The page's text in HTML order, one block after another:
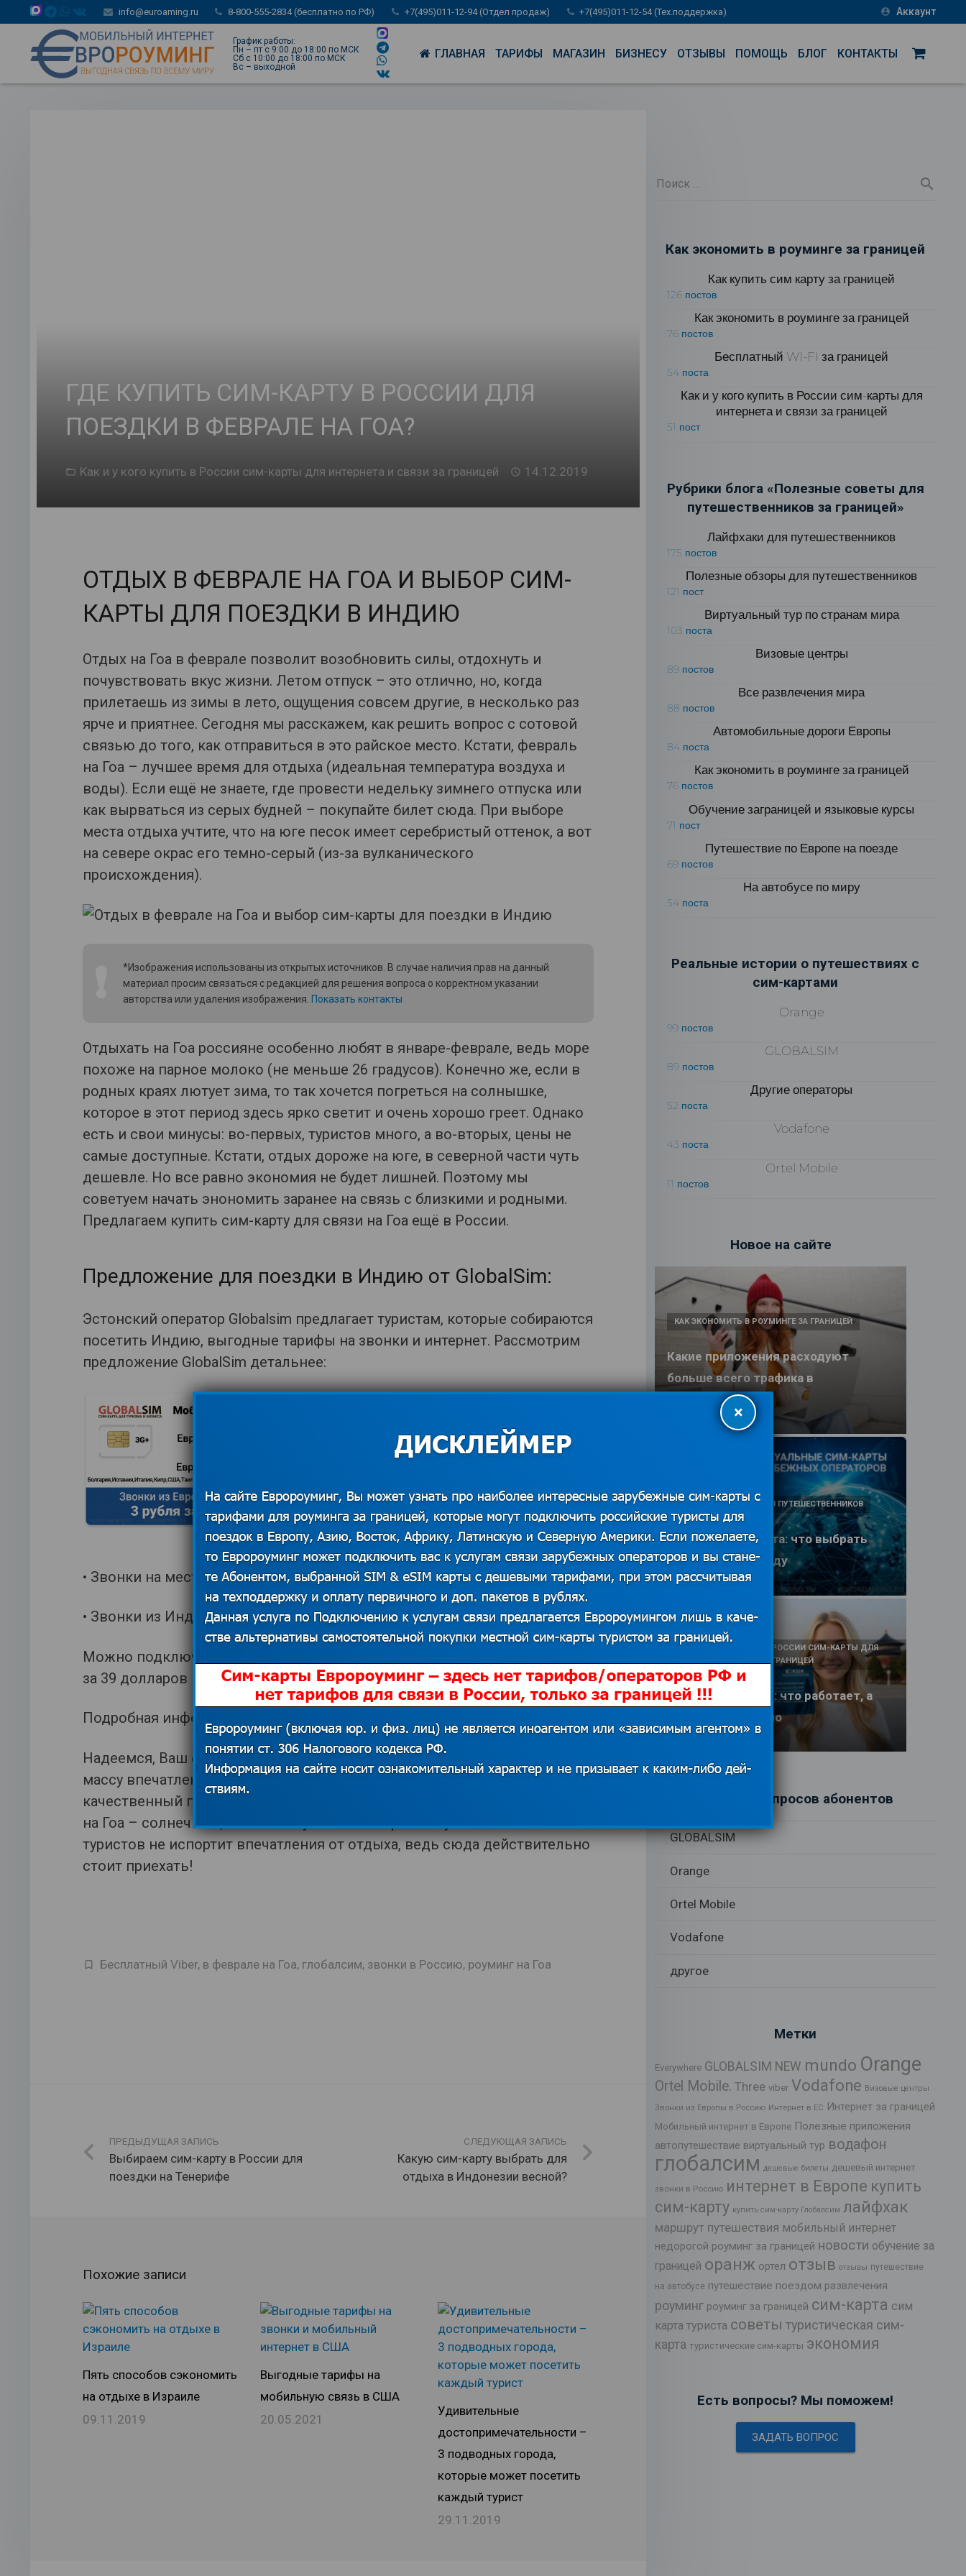
info@euroaming.ru 8-800-555-2834 (бесплатно по РФ) +7(495)011-12-94 (Отдел продаж) +7(495)011-12-54 (Тех.поддержка) account_circle Аккаунт
График работы:
Пн – пт с 9:00 до 18:00 по МСК
Сб с 10:00 до 18:00 по МСК
Вс – выходной
ГЛАВНАЯ ТАРИФЫ МАГАЗИН БИЗНЕСУ ОТЗЫВЫ ПОМОЩЬ БЛОГ КОНТАКТЫ
ГДЕ КУПИТЬ СИМ-КАРТУ В РОССИИ ДЛЯ
ПОЕЗДКИ В ФЕВРАЛЕ НА ГОА?
Как и у кого купить в России сим-карты для интернета и связи за границей 14.12.2019
ОТДЫХ В ФЕВРАЛЕ НА ГОА И ВЫБОР СИМ-
КАРТЫ ДЛЯ ПОЕЗДКИ В ИНДИЮ
Отдых на Гоа в феврале позволит возобновить силы, отдохнуть и
почувствовать вкус жизни. Летом отпуск – это отлично, но, когда
прилетаешь из зимы в лето, ощущения совсем другие, в несколько раз
ярче и приятнее. Сегодня мы расскажем, как решить вопрос с сотовой
связью до того, как отправиться в это райское место. Кстати, февраль
на Гоа – лучшее время для отдыха (идеальная температура воздуха и
воды). Если ещё не знаете, где провести недельку зимнего отпуска или
как вырваться из серых будней – покупайте билет сюда. При выборе
места отдыха учтите, что на юге песок имеет серебристый оттенок, а вот
на севере окрас его темно-серый (из-за вулканического
происхождения).
*Изображения использованы из открытых источников. В случае наличия прав на данный
материал просим связаться с редакцией для решения вопроса о корректном указании
авторства или удаления изображения. Показать контакты
Отдыхать на Гоа россияне особенно любят в январе-феврале, ведь море
похоже на парное молоко (не меньше 26 градусов). Конечно же, если в
родных краях лютует зима, то так хочется погреться на солнышке,
которое в этот период здесь ярко светит и очень хорошо греет. Однако
есть и свои минусы: во-первых, туристов много, а во-вторых, цены не
самые доступные. Кстати, отдых дороже на юге, в северной части чуть
дешевле. Но все равно экономия не будет лишней. Поэтому мы
советуем начать энономить заранее на связь с близкими и родными.
Предлагаем купить сим-карту для связи на Гоа ещё в России.
Предложение для поездки в Индию от GlobalSim:
Эстонский оператор Globalsim предлагает туристам, которые собираются
посетить Индию, выгодные тарифы на звонки и интернет. Рассмотрим
предложение GlobalSim детальнее:
открытых источников. В случае наличия
прав на данный материал просим
авторства или удаления изображения.
Показать контакты
• Входящие – 0 рублей.
• Звонки на местные номера – 55 центов за минуту (исходящие).
• Звонки из Индии в Россию – 55 центов минута
Можно подключить с помощью команды интернет-пакет “Азия”, это 3Гб
за 39 долларов на 30 дней.
Подробная информация есть на сайте https://euroaming.ru/
Надеемся, Ваш февральский отдых в любой части Индии принесет
массу впечатлений и хороших воспоминаний. Если любите
качественный пляжный отдых – отправляйтесь погреться и покупаться
на Гоа – солнечный, зеленый и уникальный рай. И пусть наплыв
туристов не испортит впечатления от отдыха, ведь сюда действительно
стоит приехать!
Бесплатный Viber, в феврале на Гоа, глобалсим, звонки в Россию, роуминг на Гоа
ПРЕДЫДУЩАЯ ЗАПИСЬ
Выбираем сим-карту в России для
поездки на Тенерифе
СЛЕДУЮЩАЯ ЗАПИСЬ
Какую сим-карту выбрать для
отдыха в Индонезии весной?
Похожие записи
Пять способов сэкономить
на отдыхе в Израиле
09.11.2019
Выгодные тарифы на
мобильную связь в США
20.05.2021
Удивительные
достопримечательности –
3 подводных города,
которые может посетить
каждый турист
29.11.2019
Как экономить в роуминге за границей
Как купить сим карту за границей
126 постов
Как экономить в роуминге за границей
76 постов
Бесплатный WI-FI за границей
54 поста
Как и у кого купить в России сим-карты для
интернета и связи за границей
51 пост
Рубрики блога «Полезные советы для
путешественников за границей»
Лайфхаки для путешественников
175 постов
Полезные обзоры для путешественников
121 пост
Виртуальный тур по странам мира
103 поста
Визовые центры
89 постов
Все развлечения мира
88 постов
Автомобильные дороги Европы
84 поста
Как экономить в роуминге за границей
76 постов
Обучение заграницей и языковые курсы
71 пост
Путешествие по Европе на поезде
69 постов
На автобусе по миру
54 поста
Реальные истории о путешествиях с
сим-картами
Orange
99 постов
GLOBALSIM
89 постов
Другие операторы
52 поста
Vodafone
43 поста
Ortel Mobile
11 постов
Новое на сайте
Какие приложения расходуют
больше всего трафика в
путешествии
КАК ЭКОНОМИТЬ В РОУМИНГЕ ЗА ГРАНИЦЕЙ
25.06.2026
eSIM или SIM-карта: что выбрать
туристу в 2026 году
ПОЛЕЗНЫЕ ОБЗОРЫ ДЛЯ ПУТЕШЕСТВЕННИКОВ
25.06.2026
Интернет в Китае: что работает, а
что заблокировано
КАК И У КОГО КУПИТЬ В РОССИИ СИМ-КАРТЫ ДЛЯ
ИНТЕРНЕТА И СВЯЗИ ЗА ГРАНИЦЕЙ
17.06.2026
Рубрики вопросов абонентов
GLOBALSIM
Orange
Ortel Mobile
Vodafone
другое
Метки
Everywhere GLOBALSIM NEW mundo Orange
Ortel Mobile. Three viber Vodafone Визовые центры
Звонки из Европы в Россию Интернет в ЕС Интернет за границей
Мобильный интернет в Европе Полезные приложения
автопутешествие виртуальный тур водафон
глобалсим дешевые билеты дешевый интернет
звонки в Россию интернет в Европе купить
сим-карту купить сим-карту Глобалсим лайфхак
маршрут путешествия мобильный интернет
недорогой роуминг за границей новости обучение за
границей оранж ортел отзыв отзывы путешествие
на автобусе путешествие поездом развлечения
роуминг роуминг за границей сим-карта сим
карта туриста советы туристическая сим-
карта туристические сим-карты экономия
Есть вопросы? Мы поможем!
ЗАДАТЬ ВОПРОС
×